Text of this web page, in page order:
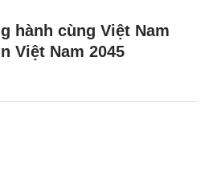
hành cùng Việt Nam
Việt Nam 2045